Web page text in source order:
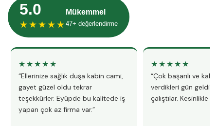
5.0
★★★★★
Mükemmel
47+ değerlendirme
★★★★★
“Ellerinize sağlık duşa kabin cami,
gayet güzel oldu tekrar
teşekkürler. Eyüpde bu kalitede iş
yapan çok az firma var.”
★★★★★
“Çok başarılı ve
verdikleri gün
çalıştılar. Kesinlikle